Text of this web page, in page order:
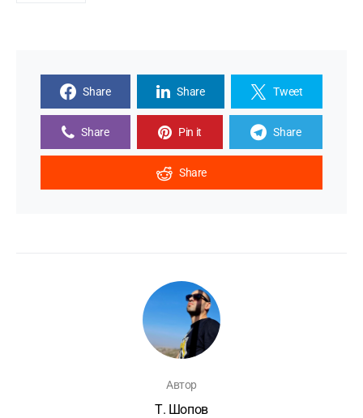
Share Share Tweet
Share Pin it Share
Share
Автор
Т. Шопов